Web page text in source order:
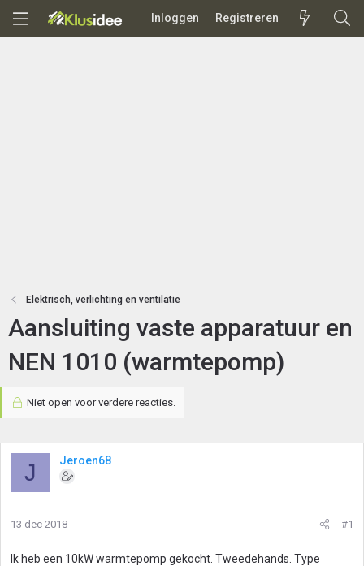
Inloggen Registreren
Elektrisch, verlichting en ventilatie
Aansluiting vaste apparatuur en
NEN 1010 (warmtepomp)
Niet open voor verdere reacties.
J Jeroen68
13 dec 2018 #1
Ik heb een 10kW warmtepomp gekocht. Tweedehands. Type